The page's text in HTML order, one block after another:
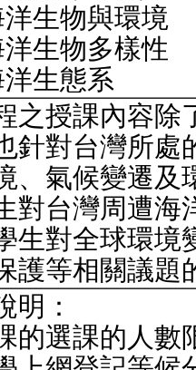
洋生物與環境
洋生物多樣性
洋生態系
之授課內容除
針對台灣所處
、氣候變遷及
對台灣周遭海
生對全球環境
護等相關議
明：
的選課的人數